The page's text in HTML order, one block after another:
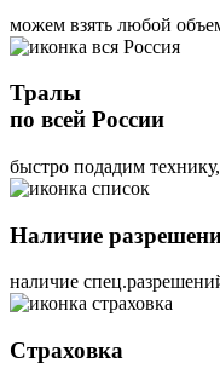
можем взять любой
Тралы
по всей России
быстро подадим
Наличие
наличие
Страховка